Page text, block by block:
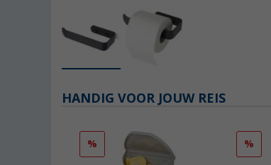
HANDIG VOOR JOUW REIS
% %